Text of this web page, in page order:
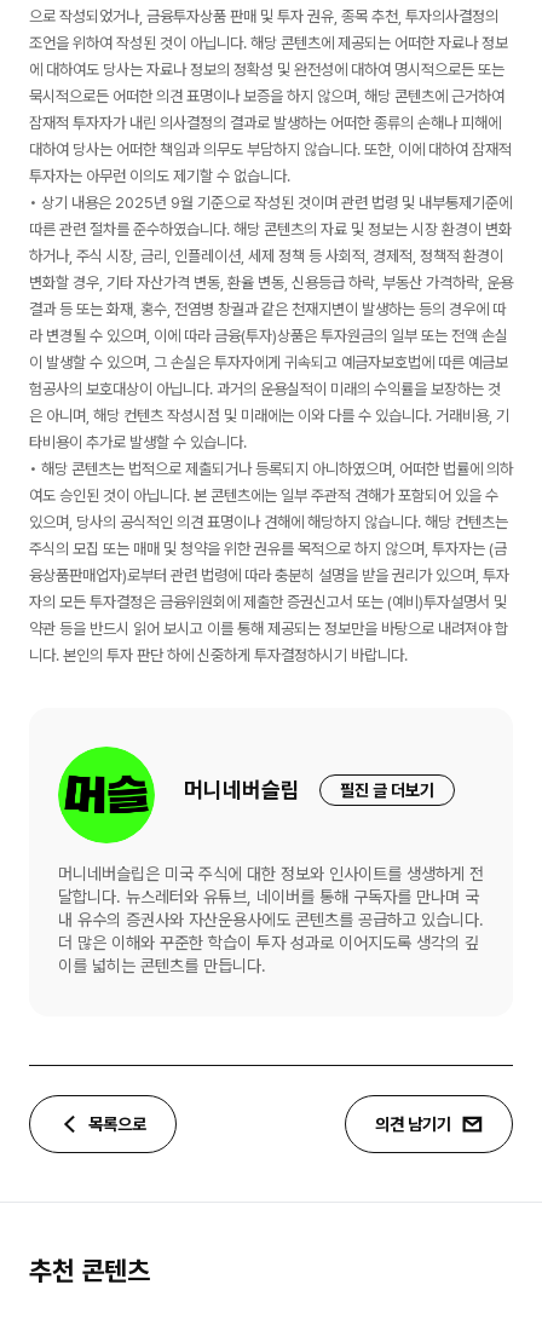
으로 작성되었거나, 금융투자상품 판매 및 투자 권유, 종목 추천, 투자의사결정의
조언을 위하여 작성된 것이 아닙니다. 해당 콘텐츠에 제공되는 어떠한 자료나 정보
에 대하여도 당사는 자료나 정보의 정확성 및 완전성에 대하여 명시적으로든 또는
묵시적으로든 어떠한 의견 표명이나 보증을 하지 않으며, 해당 콘텐츠에 근거하여
잠재적 투자자가 내린 의사결정의 결과로 발생하는 어떠한 종류의 손해나 피해에
대하여 당사는 어떠한 책임과 의무도 부담하지 않습니다. 또한, 이에 대하여 잠재적
투자자는 아무런 이의도 제기할 수 없습니다.
• 상기 내용은 2025년 9월 기준으로 작성된 것이며 관련 법령 및 내부통제기준에
따른 관련 절차를 준수하였습니다. 해당 콘텐츠의 자료 및 정보는 시장 환경이 변화
하거나, 주식 시장, 금리, 인플레이션, 세제 정책 등 사회적, 경제적, 정책적 환경이
변화할 경우, 기타 자산가격 변동, 환율 변동, 신용등급 하락, 부동산 가격하락, 운용
결과 등 또는 화재, 홍수, 전염병 창궐과 같은 천재지변이 발생하는 등의 경우에 따
라 변경될 수 있으며, 이에 따라 금융(투자)상품은 투자원금의 일부 또는 전액 손실
이 발생할 수 있으며, 그 손실은 투자자에게 귀속되고 예금자보호법에 따른 예금보
험공사의 보호대상이 아닙니다. 과거의 운용실적이 미래의 수익률을 보장하는 것
은 아니며, 해당 컨텐츠 작성시점 및 미래에는 이와 다를 수 있습니다. 거래비용, 기
타비용이 추가로 발생할 수 있습니다.
• 해당 콘텐츠는 법적으로 제출되거나 등록되지 아니하였으며, 어떠한 법률에 의하
여도 승인된 것이 아닙니다. 본 콘텐츠에는 일부 주관적 견해가 포함되어 있을 수
있으며, 당사의 공식적인 의견 표명이나 견해에 해당하지 않습니다. 해당 컨텐츠는
주식의 모집 또는 매매 및 청약을 위한 권유를 목적으로 하지 않으며, 투자자는 (금
융상품판매업자)로부터 관련 법령에 따라 충분히 설명을 받을 권리가 있으며, 투자
자의 모든 투자결정은 금융위원회에 제출한 증권신고서 또는 (예비)투자설명서 및
약관 등을 반드시 읽어 보시고 이를 통해 제공되는 정보만을 바탕으로 내려져야 합
니다. 본인의 투자 판단 하에 신중하게 투자결정하시기 바랍니다.
머니네버슬립 필진 글 더보기
머니네버슬립은 미국 주식에 대한 정보와 인사이트를 생생하게 전
달합니다. 뉴스레터와 유튜브, 네이버를 통해 구독자를 만나며 국
내 유수의 증권사와 자산운용사에도 콘텐츠를 공급하고 있습니다.
더 많은 이해와 꾸준한 학습이 투자 성과로 이어지도록 생각의 깊
이를 넓히는 콘텐츠를 만듭니다.
목록으로 의견 남기기
추천 콘텐츠